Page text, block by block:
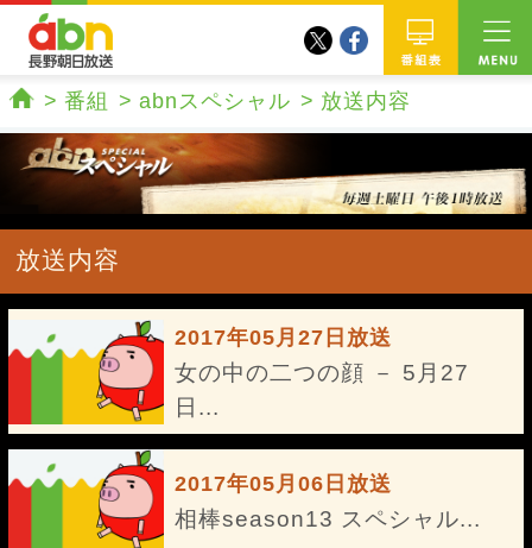
twitterfacebook
番組 abnスペシャル 放送内容
放送内容
2017年05月27日放送
女の中の二つの顔 － 5月27
日...
2017年05月06日放送
相棒season13 スペシャル...